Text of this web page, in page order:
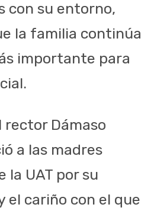
con su entorno,
la familia continúa
importante para
rector Dámaso
a las madres
la UAT por su
el cariño con el que